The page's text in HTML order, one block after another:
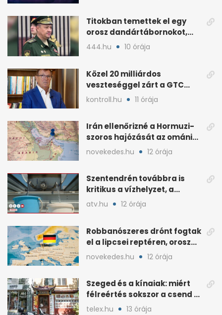
Titokban temettek el egy
orosz dandártábornokot,
Csajko barátját
444.hu 10 órája
Közel 20 milliárdos
veszteséggel zárt a GTC
Origine a 2025-ös évben
kontroll.hu 11 órája
Irán ellenőrizné a Hormuzi-
szoros hajózását az ománi
megállapodás után
novekedes.hu 12 órája
Szentendrén továbbra is
kritikus a vízhelyzet, a
honvédség szállít
atv.hu 12 órája
Robbanószeres drónt fogtak
el a lipcsei reptéren, orosz
szál gyanúja
novekedes.hu 12 órája
Szeged és a kínaiak: miért
félreértés sokszor a csend a
hétköznapokban?
telex.hu 13 órája